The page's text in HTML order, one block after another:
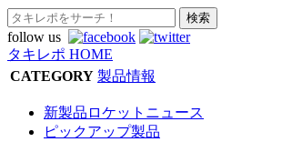
follow us
タキレポ HOME
CATEGORY 製品情報
新製品ロケットニュース
ピックアップ製品